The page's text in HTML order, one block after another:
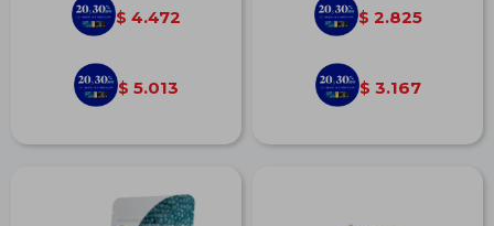
$ 4.472
$ 5.013
$ 2.825
$ 3.167